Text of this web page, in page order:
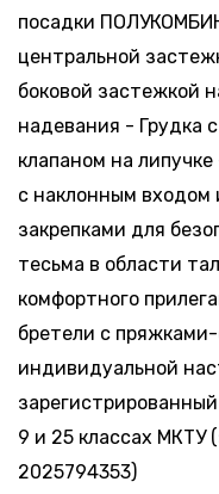
посадки
центральной
боковой застежкой
надевания - Грудка
клапаном на
с наклонным
закрепками для
тесьма в области
комфортного
бретели с
индивидуальной
9 и 25 классах
2025794353)